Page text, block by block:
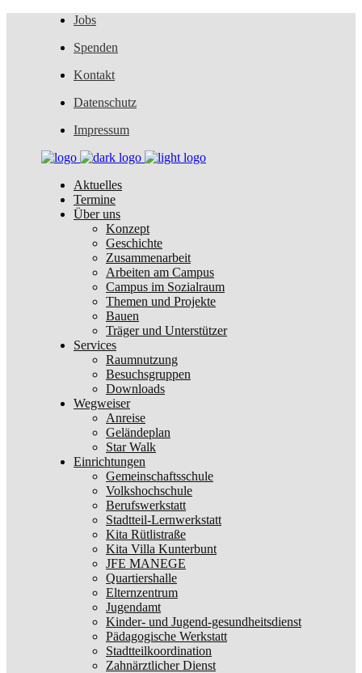
Jobs
Spenden
Kontakt
Datenschutz
Impressum
Aktuelles
Termine
Über uns
Konzept
Geschichte
Zusammenarbeit
Arbeiten am Campus
Campus im Sozialraum
Themen und Projekte
Bauen
Träger und Unterstützer
Services
Raumnutzung
Besuchsgruppen
Downloads
Wegweiser
Anreise
Geländeplan
Star Walk
Einrichtungen
Gemeinschaftsschule
Volkshochschule
Berufswerkstatt
Stadtteil-Lernwerkstatt
Kita Rütlistraße
Kita Villa Kunterbunt
JFE MANEGE
Quartiershalle
Elternzentrum
Jugendamt
Kinder- und Jugend-gesundheitsdienst
Pädagogische Werkstatt
Stadtteilkoordination
Zahnärztlicher Dienst